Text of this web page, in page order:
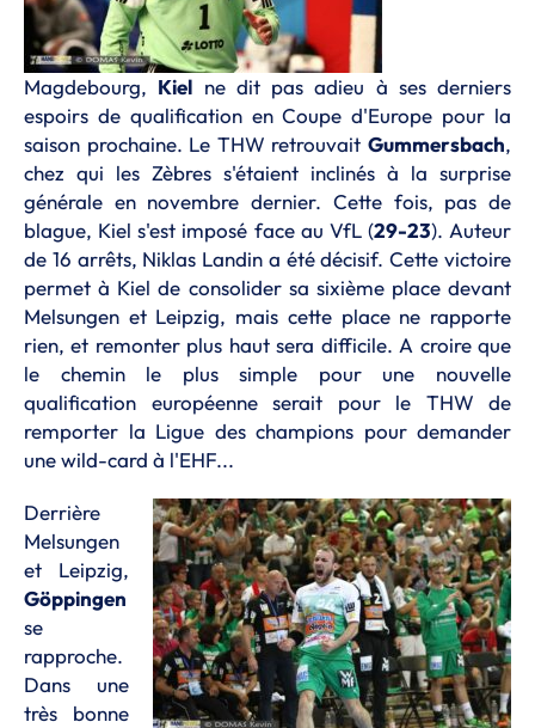
Magdebourg, Kiel ne dit pas adieu à ses derniers
espoirs de qualification en Coupe d'Europe pour la
saison prochaine. Le THW retrouvait Gummersbach,
chez qui les Zèbres s'étaient inclinés à la surprise
générale en novembre dernier. Cette fois, pas de
blague, Kiel s'est imposé face au VfL (29-23). Auteur
de 16 arrêts, Niklas Landin a été décisif. Cette victoire
permet à Kiel de consolider sa sixième place devant
Melsungen et Leipzig, mais cette place ne rapporte
rien, et remonter plus haut sera difficile. A croire que
le chemin le plus simple pour une nouvelle
qualification européenne serait pour le THW de
remporter la Ligue des champions pour demander
une wild-card à l'EHF...
Derrière
Melsungen
et Leipzig,
Göppingen
se
rapproche.
Dans une
très bonne